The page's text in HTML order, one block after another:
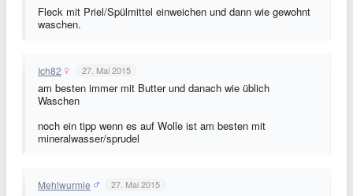
Fleck mit Priel/Spülmittel einweichen und dann wie gewohnt
waschen.
Ich82 27. Mai 2015
am besten immer mit Butter und danach wie üblich
Waschen
noch ein tipp wenn es auf Wolle ist am besten mit
mineralwasser/sprudel
Mehlwurmle 27. Mai 2015